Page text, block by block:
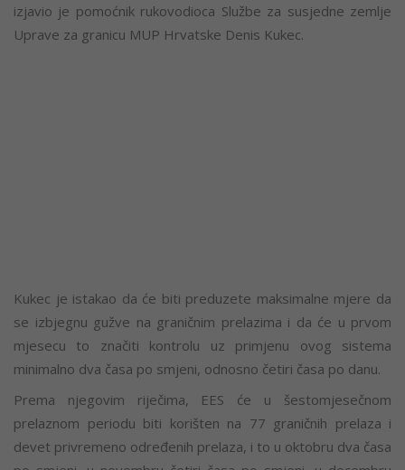
izjavio je pomoćnik rukovodioca Službe za susjedne zemlje
Uprave za granicu MUP Hrvatske Denis Kukec.
Kukec je istakao da će biti preduzete maksimalne mjere da
se izbjegnu gužve na graničnim prelazima i da će u prvom
mjesecu to značiti kontrolu uz primjenu ovog sistema
minimalno dva časa po smjeni, odnosno četiri časa po danu.
Prema njegovim riječima, EES će u šestomjesečnom
prelaznom periodu biti korišten na 77 graničnih prelaza i
devet privremeno određenih prelaza, i to u oktobru dva časa